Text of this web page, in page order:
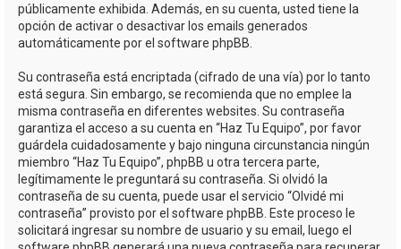
públicamente exhibida. Además, en su cuenta, usted tiene la
opción de activar o desactivar los emails generados
automáticamente por el software phpBB.
Su contraseña está encriptada (cifrado de una vía) por lo tanto
está segura. Sin embargo, se recomienda que no emplee la
misma contraseña en diferentes websites. Su contraseña
garantiza el acceso a su cuenta en “Haz Tu Equipo”, por favor
guárdela cuidadosamente y bajo ninguna circunstancia ningún
miembro “Haz Tu Equipo”, phpBB u otra tercera parte,
legítimamente le preguntará su contraseña. Si olvidó la
contraseña de su cuenta, puede usar el servicio “Olvidé mi
contraseña” provisto por el software phpBB. Este proceso le
solicitará ingresar su nombre de usuario y su email, luego el